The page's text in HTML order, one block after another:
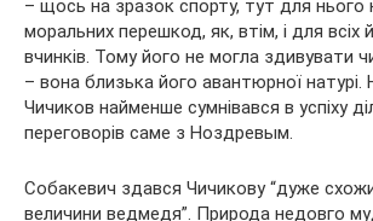
– щось на зразок спорту, тут для
моральних перешкод, як, втім, і для всіх
вчинків. Тому його не могла здивувати
– вона близька його авантюрної
Чичиков найменше сумнівався в успіху
переговорів саме з Ноздревым.
Собакевич здався Чичикову “дуже
величини ведмедя”. Природа недовго